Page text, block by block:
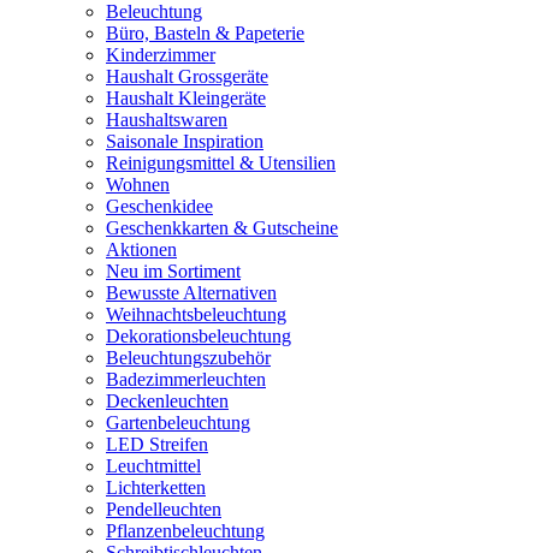
Beleuchtung
Büro, Basteln & Papeterie
Kinderzimmer
Haushalt Grossgeräte
Haushalt Kleingeräte
Haushaltswaren
Saisonale Inspiration
Reinigungsmittel & Utensilien
Wohnen
Geschenkidee
Geschenkkarten & Gutscheine
Aktionen
Neu im Sortiment
Bewusste Alternativen
Weihnachtsbeleuchtung
Dekorationsbeleuchtung
Beleuchtungszubehör
Badezimmerleuchten
Deckenleuchten
Gartenbeleuchtung
LED Streifen
Leuchtmittel
Lichterketten
Pendelleuchten
Pflanzenbeleuchtung